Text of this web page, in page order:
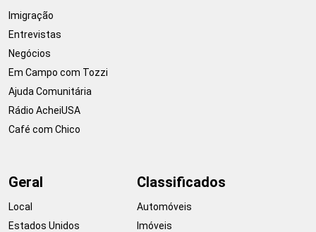
Imigração
Entrevistas
Negócios
Em Campo com Tozzi
Ajuda Comunitária
Rádio AcheiUSA
Café com Chico
Geral
Local
Estados Unidos
Classificados
Automóveis
Imóveis